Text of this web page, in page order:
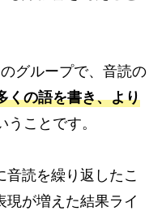
グループで、音読の
くの語を書き、より
うことです。
音読を繰り返したこ
現が増えた結果ライ